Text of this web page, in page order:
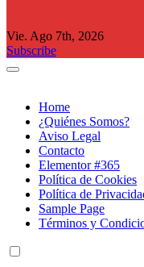
Vie. Ago 7th, 2026
Subscribe
Home
¿Quiénes Somos?
Aviso Legal
Contacto
Elementor #365
Política de Cookies
Política de
Sample Page
Términos y